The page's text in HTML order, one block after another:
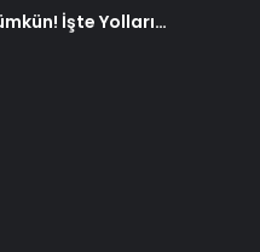
İşte Yolları…